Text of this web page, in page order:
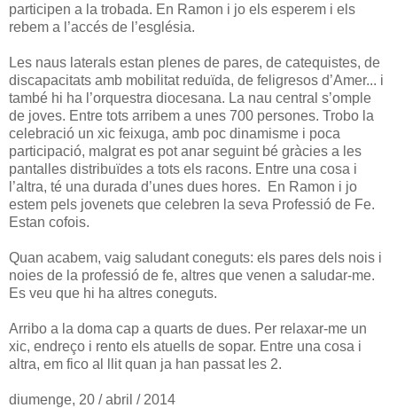
participen a la trobada. En Ramon i jo els esperem i els
rebem a l’accés de l’església.
Les naus laterals estan plenes de pares, de catequistes, de
discapacitats amb mobilitat reduïda, de feligresos d’Amer... i
també hi ha l’orquestra diocesana. La nau central s’omple
de joves. Entre tots arribem a unes 700 persones. Trobo la
celebració un xic feixuga, amb poc dinamisme i poca
participació, malgrat es pot anar seguint bé gràcies a les
pantalles distribuïdes a tots els racons. Entre una cosa i
l’altra, té una durada d’unes dues hores. En Ramon i jo
estem pels jovenets que celebren la seva Professió de Fe.
Estan cofois.
Quan acabem, vaig saludant coneguts: els pares dels nois i
noies de la professió de fe, altres que venen a saludar-me.
Es veu que hi ha altres coneguts.
Arribo a la doma cap a quarts de dues. Per relaxar-me un
xic, endreço i rento els atuells de sopar. Entre una cosa i
altra, em fico al llit quan ja han passat les 2.
diumenge, 20 / abril / 2014